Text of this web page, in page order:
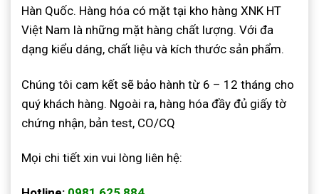
Hàn Quốc. Hàng hóa có mặt tại kho hàng XNK HT
Việt Nam là những mặt hàng chất lượng. Với đa
dạng kiểu dáng, chất liệu và kích thước sản phẩm.
Chúng tôi cam kết sẽ bảo hành từ 6 – 12 tháng cho
quý khách hàng. Ngoài ra, hàng hóa đầy đủ giấy tờ
chứng nhận, bản test, CO/CQ
Mọi chi tiết xin vui lòng liên hệ: